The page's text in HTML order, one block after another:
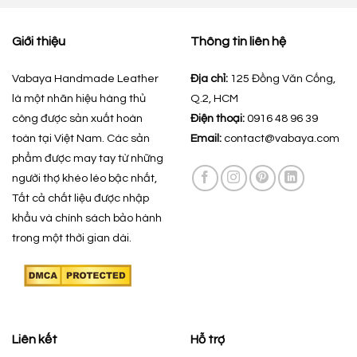
Giới thiệu
Vabaya Handmade Leather
là một nhãn hiệu hàng thủ
công được sản xuất hoàn
toàn tại Việt Nam. Các sản
phẩm được may tay từ những
người thợ khéo léo bậc nhất,
Tất cả chất liệu được nhập
khẩu và chính sách bảo hành
trong một thời gian dài.
Thông tin liên hệ
Địa chỉ: 125 Đồng Văn Cống,
Q.2, HCM
Điện thoại: 0916 48 96 39
Email: contact@vabaya.com
Liên kết Hỗ trợ